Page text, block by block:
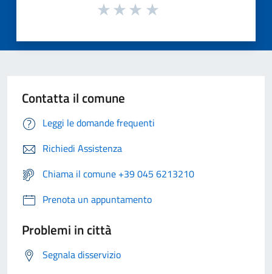
Contatta il comune
Leggi le domande frequenti
Richiedi Assistenza
Chiama il comune +39 045 6213210
Prenota un appuntamento
Problemi in città
Segnala disservizio